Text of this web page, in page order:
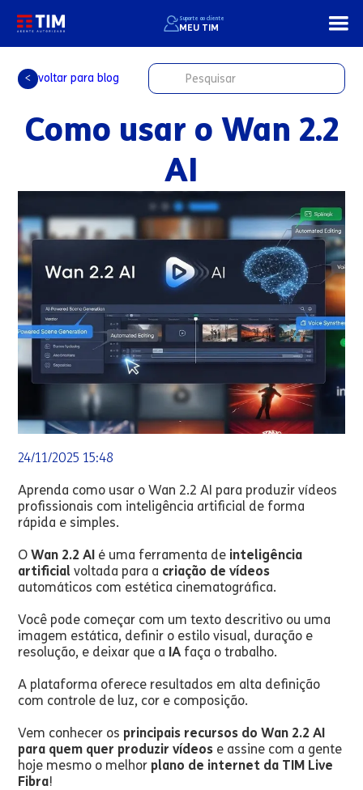
Suporte ao cliente
MEU TIM
< voltar para blog
Como usar o Wan 2.2
AI
24/11/2025 15:48
Aprenda como usar o Wan 2.2 AI para produzir vídeos
profissionais com inteligência artificial de forma
rápida e simples.
OWan 2.2 AI é uma ferramenta de inteligência
artificial voltada para a criação de vídeos
automáticos com estética cinematográfica.
Você pode começar com um texto descritivo ou uma
imagem estática, definir o estilo visual, duração e
resolução, e deixar que a IA faça o trabalho.
A plataforma oferece resultados em alta definição
com controle de luz, cor e composição.
Vem conhecer os principais recursos do Wan 2.2 AI
para quem quer produzir vídeos e assine com a gente
hoje mesmo o melhor plano de internet da TIM Live
Fibra!